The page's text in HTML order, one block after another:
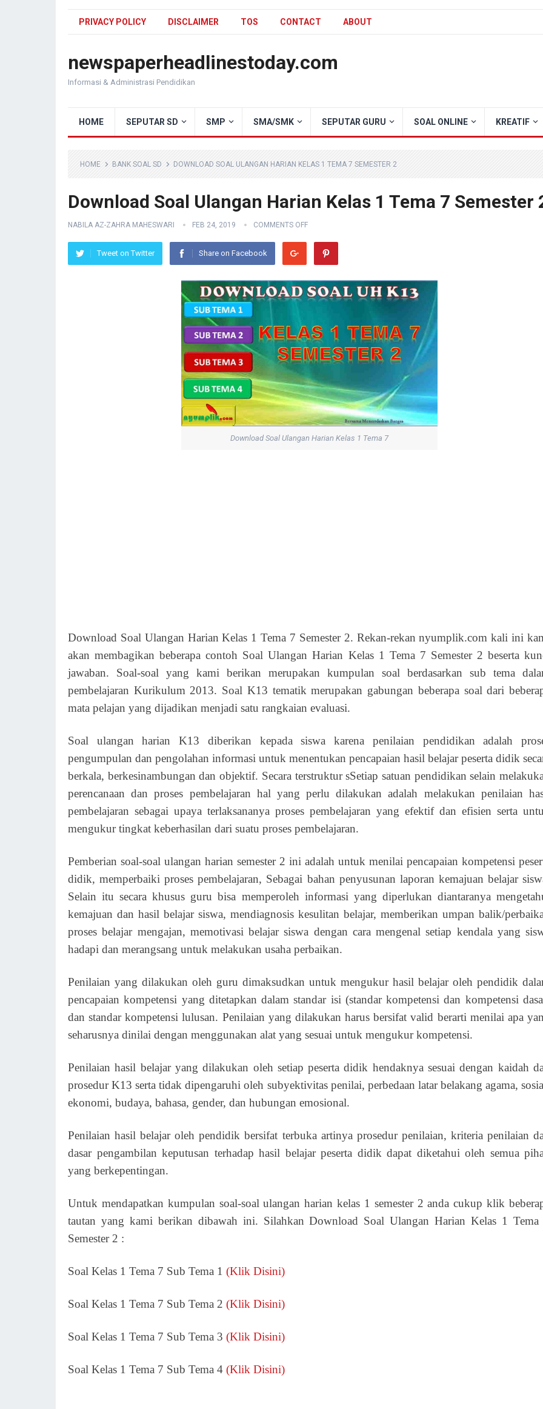
PRIVACY POLICY DISCLAIMER TOS CONTACT ABOUT
newspaperheadlinestoday.com
Informasi & Administrasi Pendidikan
HOME SEPUTAR SD SMP SMA/SMK SEPUTAR GURU SOAL ONLINE KREATIF
HOME BANK SOAL SD DOWNLOAD SOAL ULANGAN HARIAN KELAS 1 TEMA 7 SEMESTER 2
Download Soal Ulangan Harian Kelas 1 Tema 7 Semester
NABILA AZ-ZAHRA MAHESWARI FEB 24, 2019 COMMENTS OFF
Tweet on Twitter Share on Facebook
Download Soal Ulangan Harian Kelas 1 Tema 7
Download Soal Ulangan Harian Kelas 1 Tema 7 Semester 2. Rekan-rekan nyumplik.com kali ini
akan membagikan beberapa contoh Soal Ulangan Harian Kelas 1 Tema 7 Semester 2 beserta
jawaban. Soal-soal yang kami berikan merupakan kumpulan soal berdasarkan sub tema
pembelajaran Kurikulum 2013. Soal K13 tematik merupakan gabungan beberapa soal dari
mata pelajan yang dijadikan menjadi satu rangkaian evaluasi.
Soal ulangan harian K13 diberikan kepada siswa karena penilaian pendidikan adalah
pengumpulan dan pengolahan informasi untuk menentukan pencapaian hasil belajar peserta didik
berkala, berkesinambungan dan objektif. Secara terstruktur sSetiap satuan pendidikan selain
perencanaan dan proses pembelajaran hal yang perlu dilakukan adalah melakukan penilaian
pembelajaran sebagai upaya terlaksananya proses pembelajaran yang efektif dan efisien serta
mengukur tingkat keberhasilan dari suatu proses pembelajaran.
Pemberian soal-soal ulangan harian semester 2 ini adalah untuk menilai pencapaian kompetensi
didik, memperbaiki proses pembelajaran, Sebagai bahan penyusunan laporan kemajuan belajar
Selain itu secara khusus guru bisa memperoleh informasi yang diperlukan diantaranya
kemajuan dan hasil belajar siswa, mendiagnosis kesulitan belajar, memberikan umpan balik/
proses belajar mengajan, memotivasi belajar siswa dengan cara mengenal setiap kendala yang
hadapi dan merangsang untuk melakukan usaha perbaikan.
Penilaian yang dilakukan oleh guru dimaksudkan untuk mengukur hasil belajar oleh pendidik
pencapaian kompetensi yang ditetapkan dalam standar isi (standar kompetensi dan kompetensi
dan standar kompetensi lulusan. Penilaian yang dilakukan harus bersifat valid berarti menilai apa
seharusnya dinilai dengan menggunakan alat yang sesuai untuk mengukur kompetensi.
Penilaian hasil belajar yang dilakukan oleh setiap peserta didik hendaknya sesuai dengan kaidah
prosedur K13 serta tidak dipengaruhi oleh subyektivitas penilai, perbedaan latar belakang agama,
ekonomi, budaya, bahasa, gender, dan hubungan emosional.
Penilaian hasil belajar oleh pendidik bersifat terbuka artinya prosedur penilaian, kriteria penilaian
dasar pengambilan keputusan terhadap hasil belajar peserta didik dapat diketahui oleh semua
yang berkepentingan.
Untuk mendapatkan kumpulan soal-soal ulangan harian kelas 1 semester 2 anda cukup klik
tautan yang kami berikan dibawah ini. Silahkan Download Soal Ulangan Harian Kelas 1 Tema
Semester 2 :
Soal Kelas 1 Tema 7 Sub Tema 1 (Klik Disini)
Soal Kelas 1 Tema 7 Sub Tema 2 (Klik Disini)
Soal Kelas 1 Tema 7 Sub Tema 3 (Klik Disini)
Soal Kelas 1 Tema 7 Sub Tema 4 (Klik Disini)